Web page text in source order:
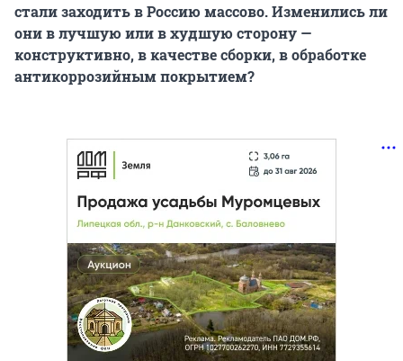
стали заходить в Россию массово. Изменились ли
они в лучшую или в худшую сторону —
конструктивно, в качестве сборки, в обработке
антикоррозийным покрытием?